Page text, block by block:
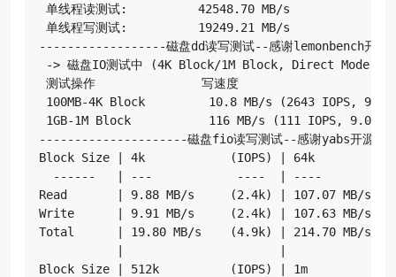
单线程读测试:          42548.70 MB/s
单线程写测试:          19249.21 MB/s
------------------磁盘dd读写测试--感谢lemonbench
-> 磁盘IO测试中 (4K Block/1M Block, Direct Mode)
测试操作               写速度
100MB-4K Block         10.8 MB/s (2643 IOPS,
1GB-1M Block           116 MB/s (111 IOPS,
---------------------磁盘fio读写测试--感谢yabs开
Block Size | 4k            (IOPS) | 64k
------   | ---            ----  | ----
Read       | 9.88 MB/s     (2.4k) | 107.07 MB/s
Write      | 9.91 MB/s     (2.4k) | 107.63 MB/s
Total      | 19.80 MB/s    (4.9k) | 214.70 MB/s
Block Size | 512k          (IOPS) | 1m